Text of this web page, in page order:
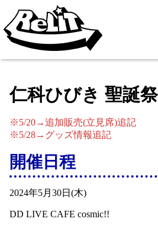
仁科ひびき 聖誕
※5/20→追加販売(立見席)追記
※5/28→グッズ情報追記
開催日程
2024年5月30日(木)
DD LIVE CAFE cosmic!!